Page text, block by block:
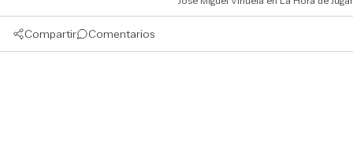
Compartir Comentarios